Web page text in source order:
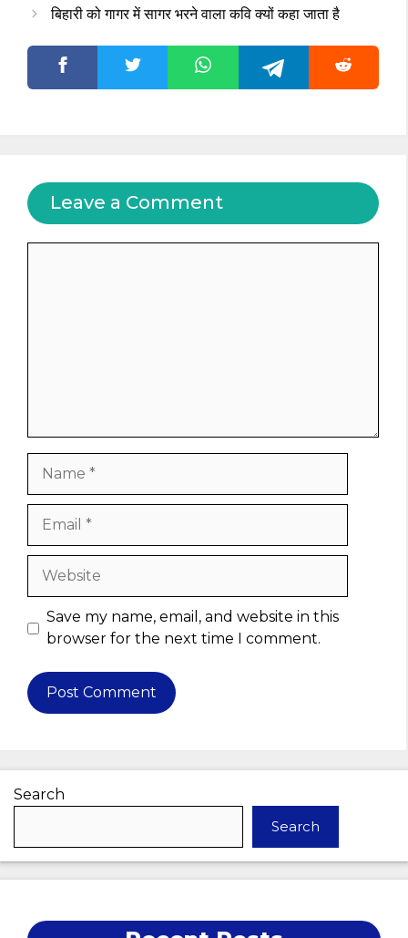
बिहारी को गागर में सागर भरने वाला कवि क्यों कहा जाता है
Leave a Comment
Website
Save my name, email, and website in this
browser for the next time I comment.
Search
Search